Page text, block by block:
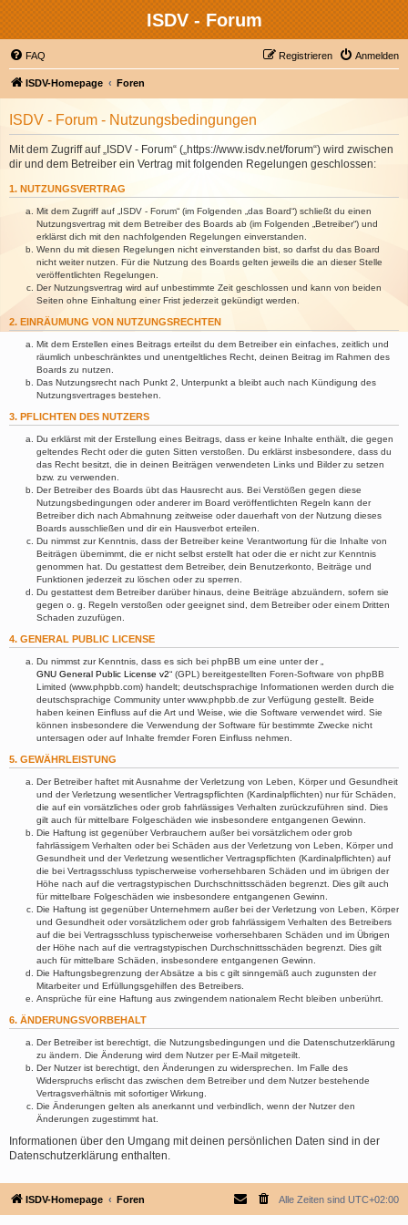
ISDV - Forum
FAQ Anmelden
Registrieren
ISDV-Homepage Foren
ISDV - Forum - Nutzungsbedingungen
Mit dem Zugriff auf „ISDV - Forum“ („https://www.isdv.net/forum“) wird zwischen
dir und dem Betreiber ein Vertrag mit folgenden Regelungen geschlossen:
1. NUTZUNGSVERTRAG
Mit dem Zugriff auf „ISDV - Forum“ (im Folgenden „das Board“) schließt du einen
Nutzungsvertrag mit dem Betreiber des Boards ab (im Folgenden „Betreiber“) und
erklärst dich mit den nachfolgenden Regelungen einverstanden.
Wenn du mit diesen Regelungen nicht einverstanden bist, so darfst du das Board
nicht weiter nutzen. Für die Nutzung des Boards gelten jeweils die an dieser Stelle
veröffentlichten Regelungen.
Der Nutzungsvertrag wird auf unbestimmte Zeit geschlossen und kann von beiden
Seiten ohne Einhaltung einer Frist jederzeit gekündigt werden.
2. EINRÄUMUNG VON NUTZUNGSRECHTEN
Mit dem Erstellen eines Beitrags erteilst du dem Betreiber ein einfaches, zeitlich und
räumlich unbeschränktes und unentgeltliches Recht, deinen Beitrag im Rahmen des
Boards zu nutzen.
Das Nutzungsrecht nach Punkt 2, Unterpunkt a bleibt auch nach Kündigung des
Nutzungsvertrages bestehen.
3. PFLICHTEN DES NUTZERS
Du erklärst mit der Erstellung eines Beitrags, dass er keine Inhalte enthält, die gegen
geltendes Recht oder die guten Sitten verstoßen. Du erklärst insbesondere, dass du
das Recht besitzt, die in deinen Beiträgen verwendeten Links und Bilder zu setzen
bzw. zu verwenden.
Der Betreiber des Boards übt das Hausrecht aus. Bei Verstößen gegen diese
Nutzungsbedingungen oder anderer im Board veröffentlichten Regeln kann der
Betreiber dich nach Abmahnung zeitweise oder dauerhaft von der Nutzung dieses
Boards ausschließen und dir ein Hausverbot erteilen.
Du nimmst zur Kenntnis, dass der Betreiber keine Verantwortung für die Inhalte von
Beiträgen übernimmt, die er nicht selbst erstellt hat oder die er nicht zur Kenntnis
genommen hat. Du gestattest dem Betreiber, dein Benutzerkonto, Beiträge und
Funktionen jederzeit zu löschen oder zu sperren.
Du gestattest dem Betreiber darüber hinaus, deine Beiträge abzuändern, sofern sie
gegen o. g. Regeln verstoßen oder geeignet sind, dem Betreiber oder einem Dritten
Schaden zuzufügen.
4. GENERAL PUBLIC LICENSE
Du nimmst zur Kenntnis, dass es sich bei phpBB um eine unter der „
GNU General Public License v2“ (GPL) bereitgestellten Foren-Software von phpBB
Limited (www.phpbb.com) handelt; deutschsprachige Informationen werden durch die
deutschsprachige Community unter www.phpbb.de zur Verfügung gestellt. Beide
haben keinen Einfluss auf die Art und Weise, wie die Software verwendet wird. Sie
können insbesondere die Verwendung der Software für bestimmte Zwecke nicht
untersagen oder auf Inhalte fremder Foren Einfluss nehmen.
5. GEWÄHRLEISTUNG
Der Betreiber haftet mit Ausnahme der Verletzung von Leben, Körper und Gesundheit
und der Verletzung wesentlicher Vertragspflichten (Kardinalpflichten) nur für Schäden,
die auf ein vorsätzliches oder grob fahrlässiges Verhalten zurückzuführen sind. Dies
gilt auch für mittelbare Folgeschäden wie insbesondere entgangenen Gewinn.
Die Haftung ist gegenüber Verbrauchern außer bei vorsätzlichem oder grob
fahrlässigem Verhalten oder bei Schäden aus der Verletzung von Leben, Körper und
Gesundheit und der Verletzung wesentlicher Vertragspflichten (Kardinalpflichten) auf
die bei Vertragsschluss typischerweise vorhersehbaren Schäden und im übrigen der
Höhe nach auf die vertragstypischen Durchschnittsschäden begrenzt. Dies gilt auch
für mittelbare Folgeschäden wie insbesondere entgangenen Gewinn.
Die Haftung ist gegenüber Unternehmern außer bei der Verletzung von Leben, Körper
und Gesundheit oder vorsätzlichem oder grob fahrlässigem Verhalten des Betreibers
auf die bei Vertragsschluss typischerweise vorhersehbaren Schäden und im Übrigen
der Höhe nach auf die vertragstypischen Durchschnittsschäden begrenzt. Dies gilt
auch für mittelbare Schäden, insbesondere entgangenen Gewinn.
Die Haftungsbegrenzung der Absätze a bis c gilt sinngemäß auch zugunsten der
Mitarbeiter und Erfüllungsgehilfen des Betreibers.
Ansprüche für eine Haftung aus zwingendem nationalem Recht bleiben unberührt.
6. ÄNDERUNGSVORBEHALT
Der Betreiber ist berechtigt, die Nutzungsbedingungen und die Datenschutzerklärung
zu ändern. Die Änderung wird dem Nutzer per E-Mail mitgeteilt.
Der Nutzer ist berechtigt, den Änderungen zu widersprechen. Im Falle des
Widerspruchs erlischt das zwischen dem Betreiber und dem Nutzer bestehende
Vertragsverhältnis mit sofortiger Wirkung.
Die Änderungen gelten als anerkannt und verbindlich, wenn der Nutzer den
Änderungen zugestimmt hat.
Informationen über den Umgang mit deinen persönlichen Daten sind in der
Datenschutzerklärung enthalten.
ISDV-Homepage Foren Alle Zeiten sind UTC+02:00